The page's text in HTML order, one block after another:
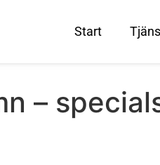
Start
–